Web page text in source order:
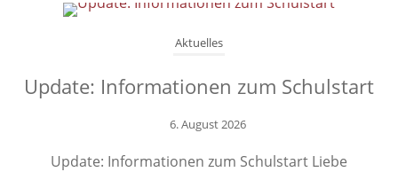
Aktuelles
Update: Informationen zum Schulstart
6. August 2026
Update: Informationen zum Schulstart Liebe